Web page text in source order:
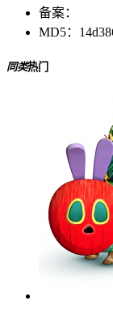
备案：
MD5：
同类热门